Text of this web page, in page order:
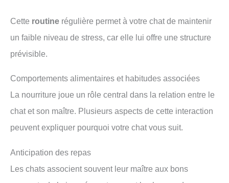
Cette routine régulière permet à votre chat de maintenir
un faible niveau de stress, car elle lui offre une structure
prévisible.
Comportements alimentaires et habitudes associées
La nourriture joue un rôle central dans la relation entre le
chat et son maître. Plusieurs aspects de cette interaction
peuvent expliquer pourquoi votre chat vous suit.
Anticipation des repas
Les chats associent souvent leur maître aux bons